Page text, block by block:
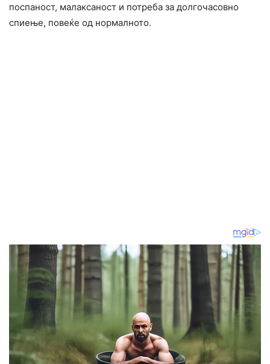
поспаност, малаксаност и потреба за долгочасовно
спиење, повеќе од нормалното.